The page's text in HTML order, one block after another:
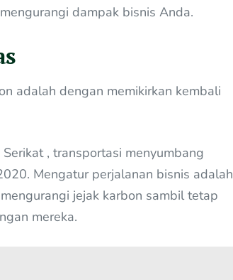
dampak bisnis Anda.
adalah dengan memikirkan kembali
, transportasi menyumbang
Mengatur perjalanan bisnis adalah
jejak karbon sambil tetap
mereka.